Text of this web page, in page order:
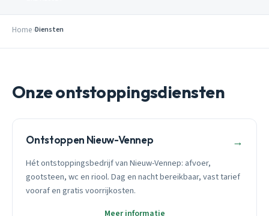
Home Diensten
Onze ontstoppingsdiensten
Ontstoppen Nieuw-Vennep →
Hét ontstoppingsbedrijf van Nieuw-Vennep: afvoer,
gootsteen, wc en riool. Dag en nacht bereikbaar, vast tarief
vooraf en gratis voorrijkosten.